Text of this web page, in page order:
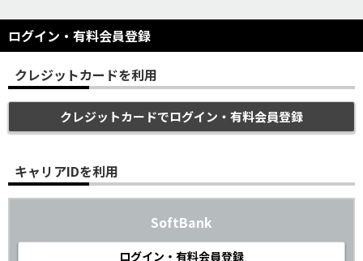
ログイン・有料会員登録
クレジットカードを利用
クレジットカードでログイン・有料会員登録
キャリアIDを利用
SoftBank
ログイン・有料会員登録